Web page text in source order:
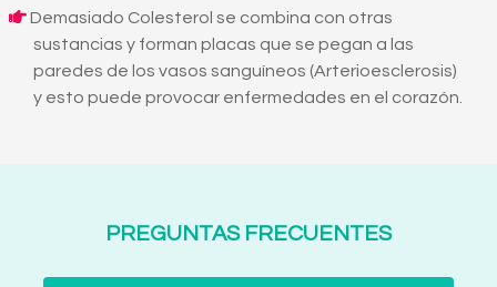
Demasiado Colesterol se combina con otras
sustancias y forman placas que se pegan a las
paredes de los vasos sanguíneos (Arterioesclerosis)
y esto puede provocar enfermedades en el corazón.
PREGUNTAS FRECUENTES